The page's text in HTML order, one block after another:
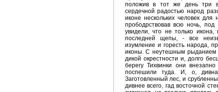
положив в тот же день три
сердечной радостью народ
иконе нескольких человек
прободрствовав всю ночь,
увидели, что не только
последней щепы, - все
изумление и горесть народа,
иконы. С неутешным рыданием
дикой окрестности и, долго
берегу Тихвинки они
поспешили туда. И, о,
Заготовленный лес, и
дивнее всего, гад восточной